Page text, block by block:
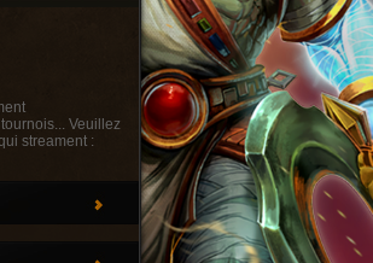
Veuillez
streament :